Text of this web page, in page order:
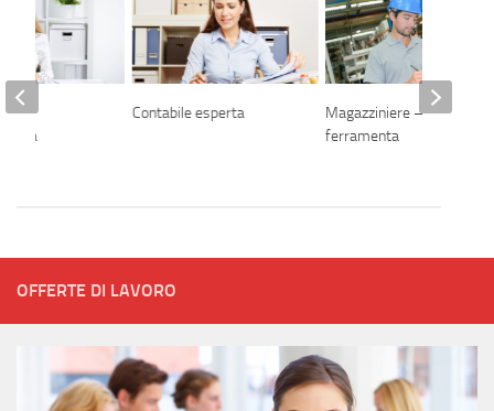
Contabile esperta
Magazziniere – settore
ferramenta
OFFERTE DI LAVORO